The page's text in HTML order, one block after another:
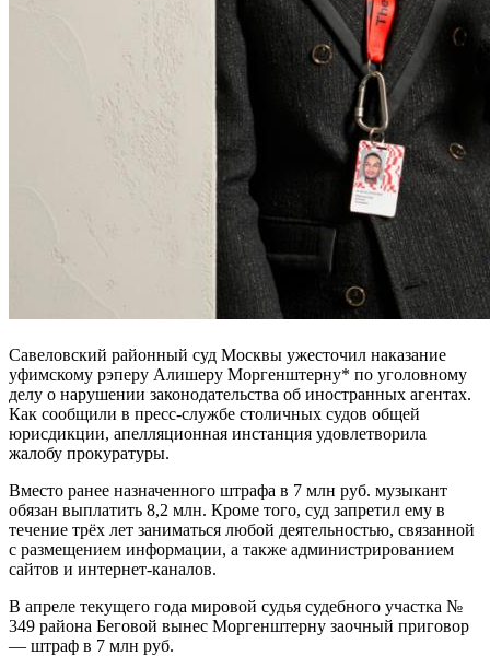
Савеловский районный суд Москвы ужесточил наказание
уфимскому рэперу Алишеру Моргенштерну* по уголовному
делу о нарушении законодательства об иностранных агентах.
Как сообщили в пресс-службе столичных судов общей
юрисдикции, апелляционная инстанция удовлетворила
жалобу прокуратуры.
Вместо ранее назначенного штрафа в 7 млн руб. музыкант
обязан выплатить 8,2 млн. Кроме того, суд запретил ему в
течение трёх лет заниматься любой деятельностью, связанной
с размещением информации, а также администрированием
сайтов и интернет-каналов.
В апреле текущего года мировой судья судебного участка №
349 района Беговой вынес Моргенштерну заочный приговор
— штраф в 7 млн руб.